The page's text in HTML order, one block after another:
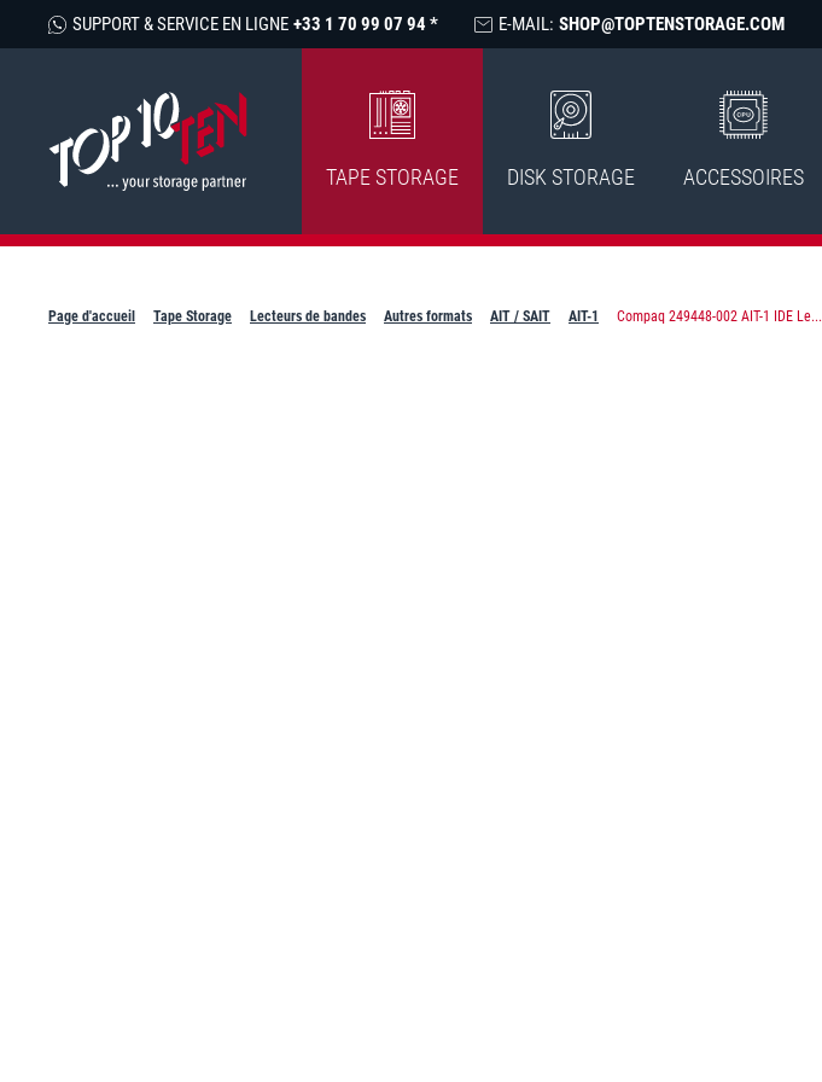
SUPPORT & SERVICE EN LIGNE +33 1 70 99 07 94 * E-MAIL: SHOP@TOPTENSTORAGE.COM
TAPE STORAGE DISK STORAGE ACCESSOIRES
Page d'accueil Tape Storage Lecteurs de bandes Autres formats AIT / SAIT AIT-1 Compaq 249448-002 AIT-1 IDE Le...